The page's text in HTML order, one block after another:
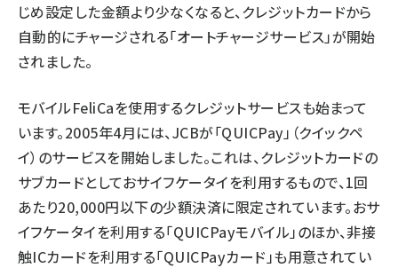
じめ設定した金額より少なくなると、クレジットカードから
自動的にチャージされる「オートチャージサービス」が開始
されました。
モバイルFeliCaを使用するクレジットサービスも始まって
います。2005年4月には、JCBが「QUICPay」（クイックペ
イ）のサービスを開始しました。これは、クレジットカードの
サブカードとしておサイフケータイを利用するもので、1回
あたり20,000円以下の少額決済に限定されています。おサ
イフケータイを利用する「QUICPayモバイル」のほか、非接
触ICカードを利用する「QUICPayカード」も用意されてい